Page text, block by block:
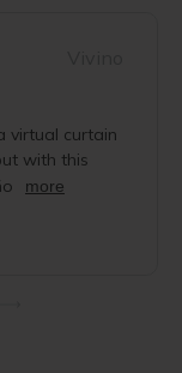
virtual curtain
with this
more